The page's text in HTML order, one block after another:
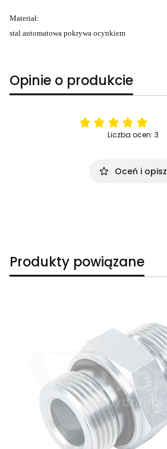
Materiał:
stal automatowa pokrywa ocynkiem
Opinie o produkcie
Liczba ocen: 3
Oceń i opisz
Produkty powiązane